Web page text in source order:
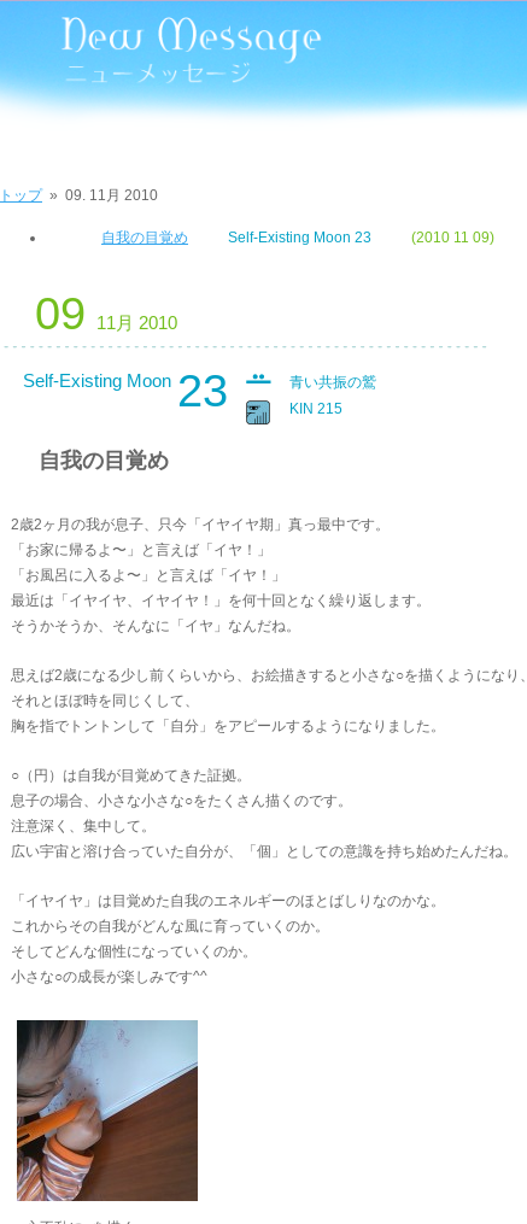
トップ» 09. 11月 2010
自我の目覚め Self-Existing Moon 23 (2010 11 09)
09 11月 2010
Self-Existing Moon 23
青い共振の鷲
KIN 215
自我の目覚め
2歳2ヶ月の我が息子、只今「イヤイヤ期」真っ最中です。
「お家に帰るよ〜」と言えば「イヤ！」
「お風呂に入るよ〜」と言えば「イヤ！」
最近は「イヤイヤ、イヤイヤ！」を何十回となく繰り返します。
そうかそうか、そんなに「イヤ」なんだね。
思えば2歳になる少し前くらいから、お絵描きすると小さな○を描くようになり、
それとほぼ時を同じくして、
胸を指でトントンして「自分」をアピールするようになりました。
○（円）は自我が目覚めてきた証拠。
息子の場合、小さな小さな○をたくさん描くのです。
注意深く、集中して。
広い宇宙と溶け合っていた自分が、「個」としての意識を持ち始めたんだね。
「イヤイヤ」は目覚めた自我のエネルギーのほとばしりなのかな。
これからその自我がどんな風に育っていくのか。
そしてどんな個性になっていくのか。
小さな○の成長が楽しみです^^